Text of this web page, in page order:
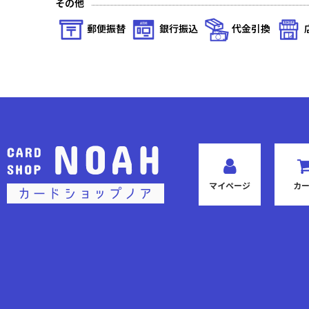
秘められた伝説(プレミアム)
秘められた希望(プレミアム)
秘められた希望(ノーマル)
その他
郵便振替
銀行振込 代金引換
マイページ カ